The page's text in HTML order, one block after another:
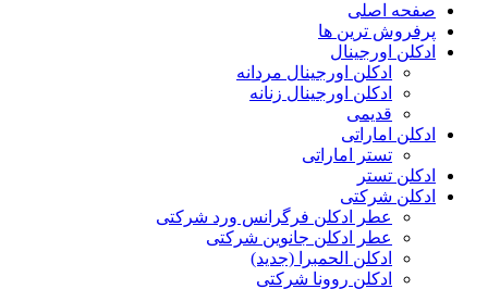
صفحه اصلی
پرفروش ترین ها
ادکلن اورجینال
ادکلن اورجینال مردانه
ادکلن اورجینال زنانه
قدیمی
ادکلن اماراتی
تستر اماراتی
ادکلن تستر
ادکلن شرکتی
عطر ادکلن فرگرانس ورد شرکتی
عطر ادکلن جانوین شرکتی
ادکلن الحمبرا (جدید)
ادکلن روونا شرکتی